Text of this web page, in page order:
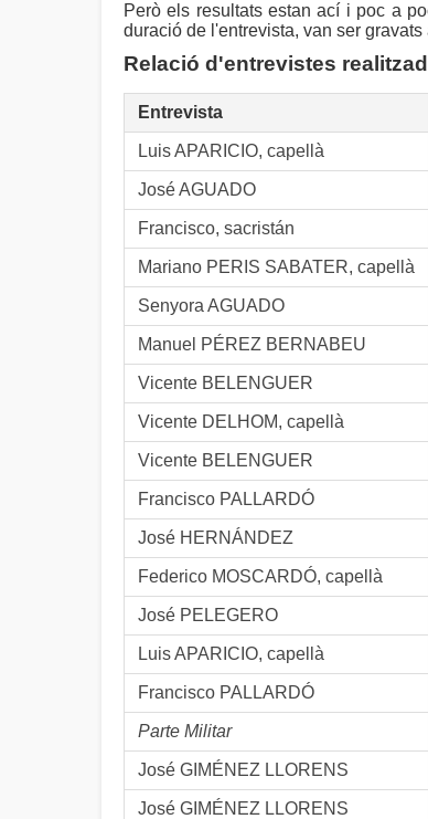
Però els resultats estan ací i poc a
duració de l'entrevista, van ser
Relació d'entrevistes
Entrevista
Luis APARICIO, capellà
José AGUADO
Francisco, sacristán
Mariano PERIS SABATER, capellà
Senyora AGUADO
Manuel PÉREZ BERNABEU
Vicente BELENGUER
Vicente DELHOM, capellà
Vicente BELENGUER
Francisco PALLARDÓ
José HERNÁNDEZ
Federico MOSCARDÓ, capellà
José PELEGERO
Luis APARICIO, capellà
Francisco PALLARDÓ
Parte Militar
José GIMÉNEZ LLORENS
José GIMÉNEZ LLORENS